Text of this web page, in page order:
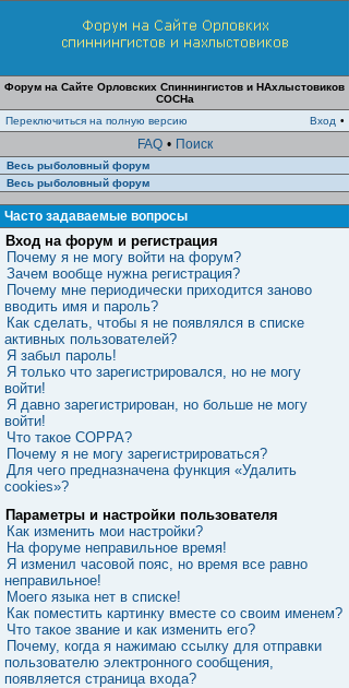
Форум на Сайте Орловских Спиннингистов и НАхлыстовиков
СОСНа
Переключиться на полную версию
Вход •
FAQ • Поиск
Весь рыболовный форум
Весь рыболовный форум
Часто задаваемые вопросы
Вход на форум и регистрация
Почему я не могу войти на форум?
Зачем вообще нужна регистрация?
Почему мне периодически приходится заново
вводить имя и пароль?
Как сделать, чтобы я не появлялся в списке
активных пользователей?
Я забыл пароль!
Я только что зарегистрировался, но не могу
войти!
Я давно зарегистрирован, но больше не могу
войти!
Что такое COPPA?
Почему я не могу зарегистрироваться?
Для чего предназначена функция «Удалить
cookies»?
Параметры и настройки пользователя
Как изменить мои настройки?
На форуме неправильное время!
Я изменил часовой пояс, но время все равно
неправильное!
Моего языка нет в списке!
Как поместить картинку вместе со своим именем?
Что такое звание и как изменить его?
Почему, когда я нажимаю ссылку для отправки
пользователю электронного сообщения,
появляется страница входа?